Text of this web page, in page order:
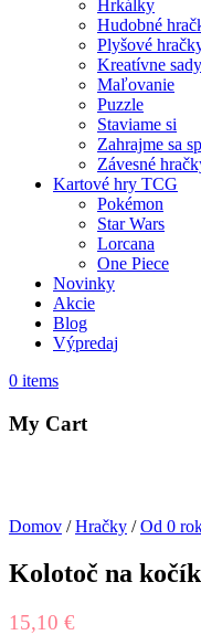
Hrkálky
Hudobné
Plyšové
Kreatívne sady
Maľovanie
Puzzle
Staviame si
Zahrajme sa
Závesné
Kartové hry TCG
Pokémon
Star Wars
Lorcana
One Piece
Novinky
Akcie
Blog
Výpredaj
0 items
My Cart
Domov /Hračky /Od 0
Kolotoč na
15,10 €